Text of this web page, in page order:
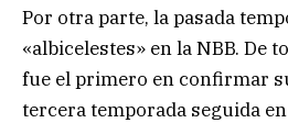
Por otra parte, la pasada
«albicelestes» en la NBB. De
fue el primero en confirmar
tercera temporada seguida